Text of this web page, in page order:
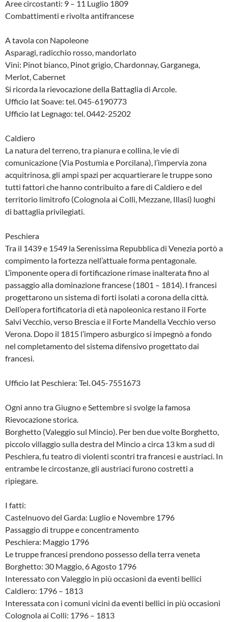
Aree circostanti: 9 – 11 Luglio 1809
Combattimenti e rivolta antifrancese
A tavola con Napoleone
Asparagi, radicchio rosso, mandorlato
Vini: Pinot bianco, Pinot grigio, Chardonnay, Garganega,
Merlot, Cabernet
Si ricorda la rievocazione della Battaglia di Arcole.
Ufficio Iat Soave: tel. 045-6190773
Ufficio Iat Legnago: tel. 0442-25202
Caldiero
La natura del terreno, tra pianura e collina, le vie di
comunicazione (Via Postumia e Porcilana), l’impervia zona
acquitrinosa, gli ampi spazi per acquartierare le truppe sono
tutti fattori che hanno contribuito a fare di Caldiero e del
territorio limitrofo (Colognola ai Colli, Mezzane, Illasi) luoghi
di battaglia privilegiati.
Peschiera
Tra il 1439 e 1549 la Serenissima Repubblica di Venezia portò a
compimento la fortezza nell’attuale forma pentagonale.
L’imponente opera di fortificazione rimase inalterata fino al
passaggio alla dominazione francese (1801 – 1814). I francesi
progettarono un sistema di forti isolati a corona della città.
Dell’opera fortificatoria di età napoleonica restano il Forte
Salvi Vecchio, verso Brescia e il Forte Mandella Vecchio verso
Verona. Dopo il 1815 l’impero asburgico si impegnò a fondo
nel completamento del sistema difensivo progettato dai
francesi.
Ufficio Iat Peschiera: Tel. 045-7551673
Ogni anno tra Giugno e Settembre si svolge la famosa
Rievocazione storica.
Borghetto (Valeggio sul Mincio). Per ben due volte Borghetto,
piccolo villaggio sulla destra del Mincio a circa 13 km a sud di
Peschiera, fu teatro di violenti scontri tra francesi e austriaci. In
entrambe le circostanze, gli austriaci furono costretti a
ripiegare.
I fatti:
Castelnuovo del Garda: Luglio e Novembre 1796
Passaggio di truppe e concentramento
Peschiera: Maggio 1796
Le truppe francesi prendono possesso della terra veneta
Borghetto: 30 Maggio, 6 Agosto 1796
Interessato con Valeggio in più occasioni da eventi bellici
Caldiero: 1796 – 1813
Interessata con i comuni vicini da eventi bellici in più occasioni
Colognola ai Colli: 1796 – 1813